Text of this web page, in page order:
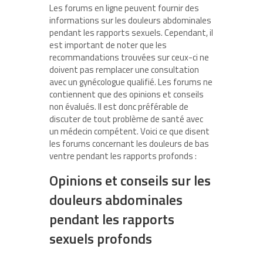
Les forums en ligne peuvent fournir des
informations sur les douleurs abdominales
pendant les rapports sexuels. Cependant, il
est important de noter que les
recommandations trouvées sur ceux-ci ne
doivent pas remplacer une consultation
avec un gynécologue qualifié. Les forums ne
contiennent que des opinions et conseils
non évalués. Il est donc préférable de
discuter de tout problème de santé avec
un médecin compétent. Voici ce que disent
les forums concernant les douleurs de bas
ventre pendant les rapports profonds :
Opinions et conseils sur les
douleurs abdominales
pendant les rapports
sexuels profonds